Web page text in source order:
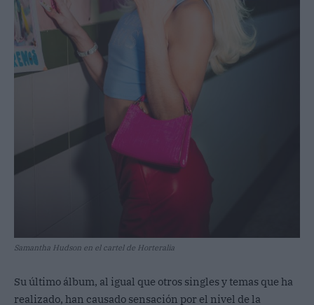
Samantha Hudson en el cartel de Horteralia
Su último álbum, al igual que otros singles y temas que ha
realizado, han causado sensación por el nivel de la